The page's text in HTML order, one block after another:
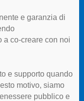
e garanzia di
a co-creare con noi
e supporto quando
motivo, siamo
pubblico e